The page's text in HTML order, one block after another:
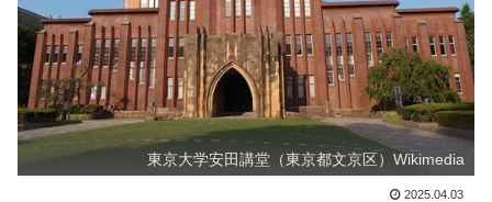
東京大学安田講堂（東京都文京区）Wikimedia
2025.04.03